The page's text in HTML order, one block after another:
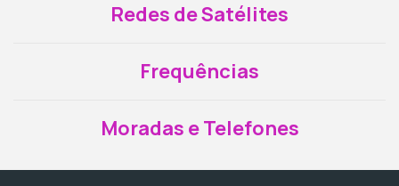
Redes de Satélites
Frequências
Moradas e Telefones